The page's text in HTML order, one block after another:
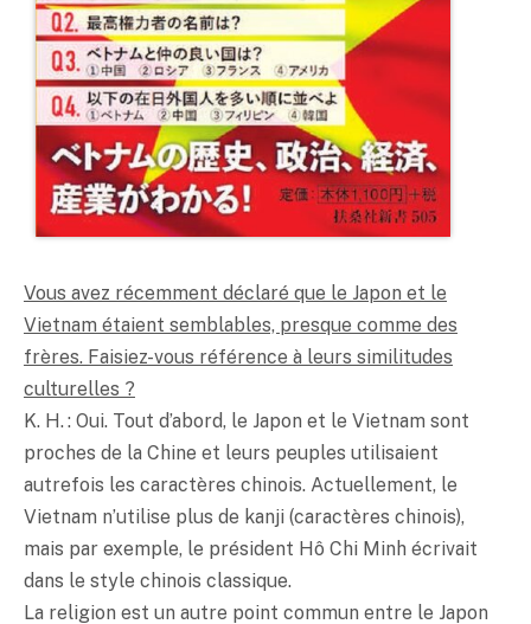
Vous avez récemment déclaré que le Japon et le
Vietnam étaient semblables, presque comme des
frères. Faisiez-vous référence à leurs similitudes
culturelles ?
K. H. : Oui. Tout d’abord, le Japon et le Vietnam sont
proches de la Chine et leurs peuples utilisaient
autrefois les caractères chinois. Actuellement, le
Vietnam n’utilise plus de kanji (caractères chinois),
mais par exemple, le président Hô Chi Minh écrivait
dans le style chinois classique.
La religion est un autre point commun entre le Japon